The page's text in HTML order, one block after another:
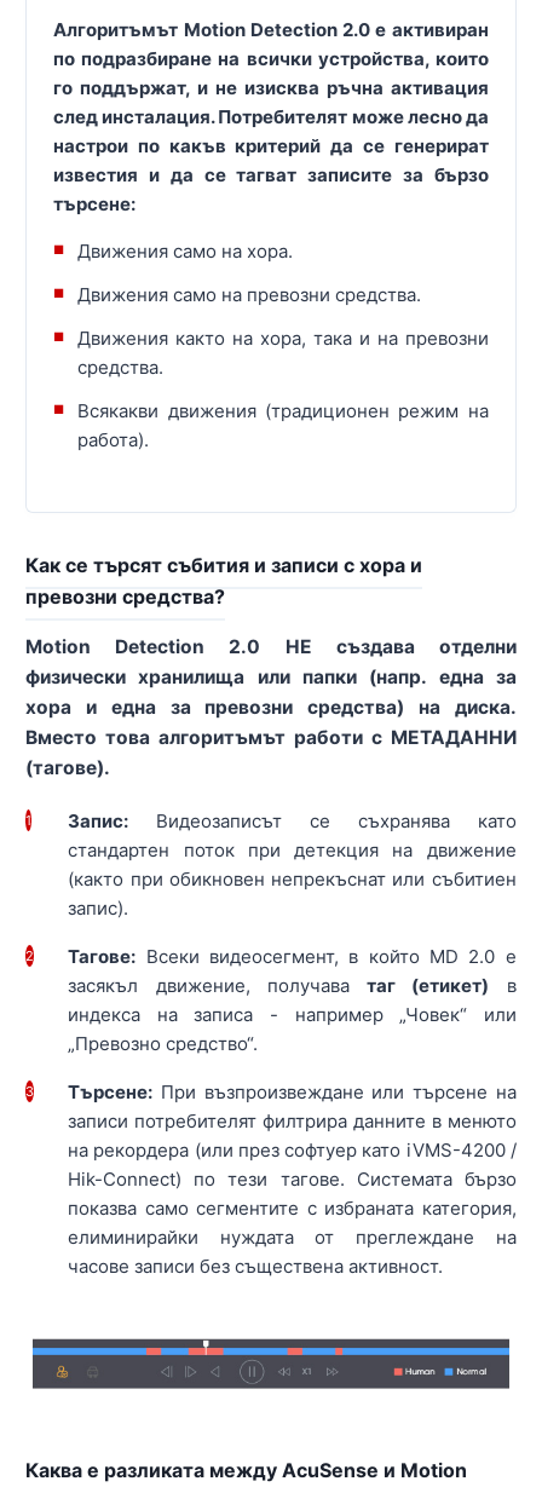
Алгоритъмът Motion Detection 2.0 е активиран
по подразбиране на всички устройства, които
го поддържат, и не изисква ръчна активация
след инсталация. Потребителят може лесно да
настрои по какъв критерий да се генерират
известия и да се тагват записите за бързо
търсене:
Движения само на хора.
Движения само на превозни средства.
Движения както на хора, така и на превозни
средства.
Всякакви движения (традиционен режим на
работа).
Как се търсят събития и записи с хора и
превозни средства?
Motion Detection 2.0 НЕ създава отделни
физически хранилища или папки (напр. една за
хора и една за превозни средства) на диска.
Вместо това алгоритъмът работи с МЕТАДАННИ
(тагове).
1 Запис: Видеозаписът се съхранява като
стандартен поток при детекция на движение
(както при обикновен непрекъснат или събитиен
запис).
2 Тагове: Всеки видеосегмент, в който MD 2.0 е
засякъл движение, получаватаг (етикет) в
индекса на записа - например „Човек“ или
„Превозно средство“.
3 Търсене: При възпроизвеждане или търсене на
записи потребителят филтрира данните в менюто
на рекордера (или през софтуер като iVMS-4200 /
Hik-Connect) по тези тагове. Системата бързо
показва само сегментите с избраната категория,
елиминирайки нуждата от преглеждане на
часове записи без съществена активност.
Каква е разликата между AcuSense и Motion